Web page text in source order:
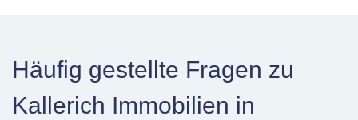
Häufig gestellte Fragen zu
Kallerich Immobilien in